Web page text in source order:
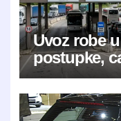
Uvoz robe
postupke,